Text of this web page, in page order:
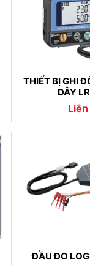
THIẾT BỊ GHI
DÂY
ĐẦU ĐO